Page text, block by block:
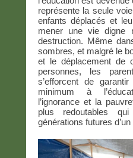
représente la seule
enfants déplacés et
mener une vie digne
destruction. Même
sombres, et malgré le
et le déplacement de
personnes, les
s’efforcent de
minimum à
l’ignorance et la
plus redoutables
générations futures